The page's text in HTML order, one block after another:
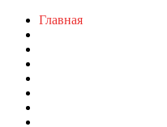
Главная